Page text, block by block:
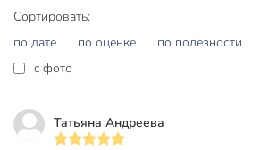
каждая с отдельной стеклянной
стеклокерамических плит —
дачи.
Сортировать:
по дате
по оценке
по полезности
c фото
Татьяна Андреева